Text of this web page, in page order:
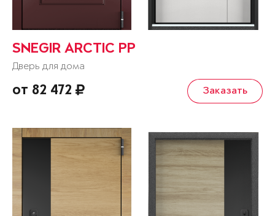
SNEGIR ARCTIC PP
Дверь для дома
от 82 472 Заказать